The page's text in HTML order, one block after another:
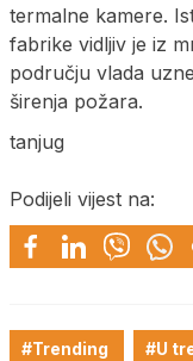
termalne kamere.
fabrike vidljiv je iz
području vlada
širenja požara.
tanjug
Podijeli vijest na:
#Trending #U